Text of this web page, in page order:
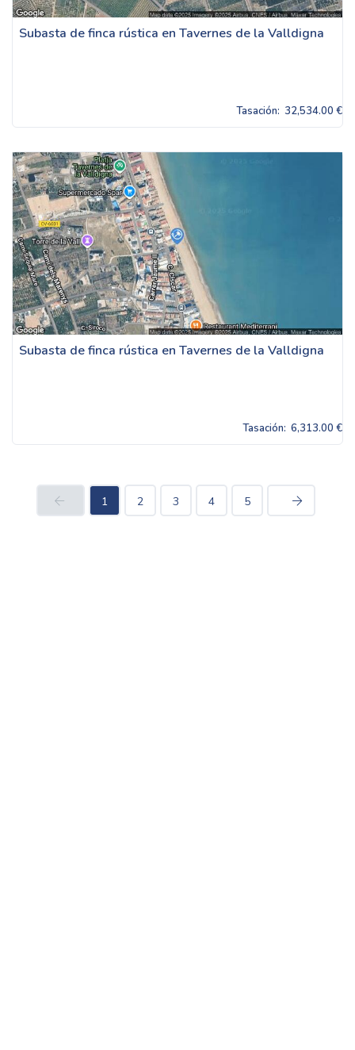
Subasta de finca rústica en Tavernes de la Valldigna
Tasación: 32,534.00 €
Subasta de finca rústica en Tavernes de la Valldigna
Tasación: 6,313.00 €
1 2 3 4 5